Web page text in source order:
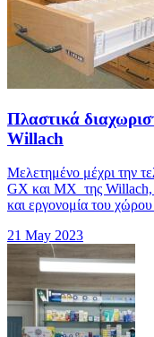
Πλαστικά
Willach
Μελετημένο μέχρι την
GX και MX της Willach,
και εργονομία του
21 May 2023